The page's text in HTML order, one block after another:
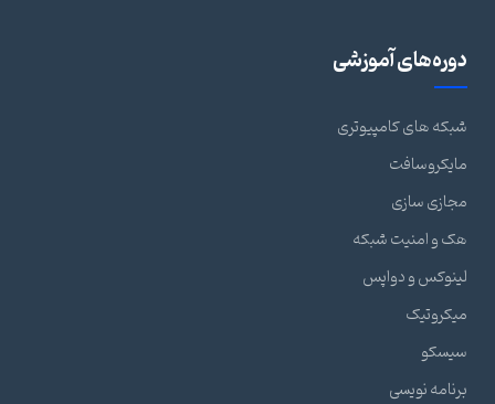
دوره‌های آموزشی
شبکه های کامپیوتری
مایکروسافت
مجازی سازی
هک و امنیت شبکه
لینوکس و دواپس
میکروتیک
سیسکو
برنامه نویسی